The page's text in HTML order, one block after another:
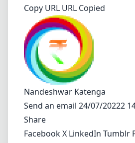
Copy URL URL Copied
Nandeshwar Katenga
Send an email 24/07/20222
Share
FacebookX LinkedIn Tumblr